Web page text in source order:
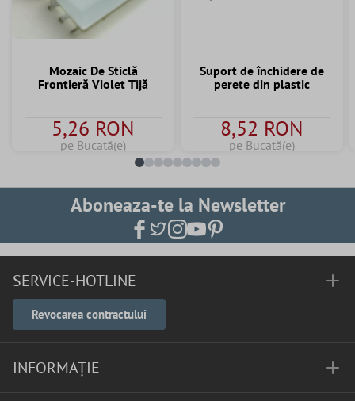
Mozaic De Sticlă
Frontieră Violet Tijă
5,26 RON
pe Bucată(e)
Suport de închidere de
perete din plastic
8,52 RON
pe Bucată(e)
Aboneaza-te la Newsletter
SERVICE-HOTLINE
Revocarea contractului
INFORMAȚIE